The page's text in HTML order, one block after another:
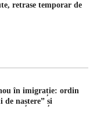
retrase temporar de
în imigrație: ordin
naștere” și